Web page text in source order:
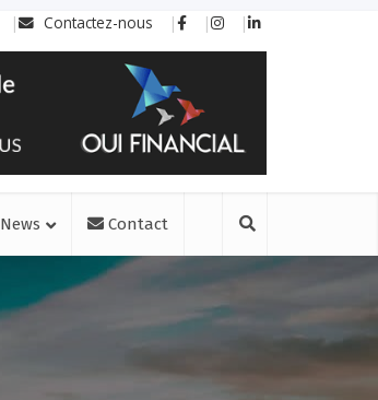
Contactez-nous
News Contact